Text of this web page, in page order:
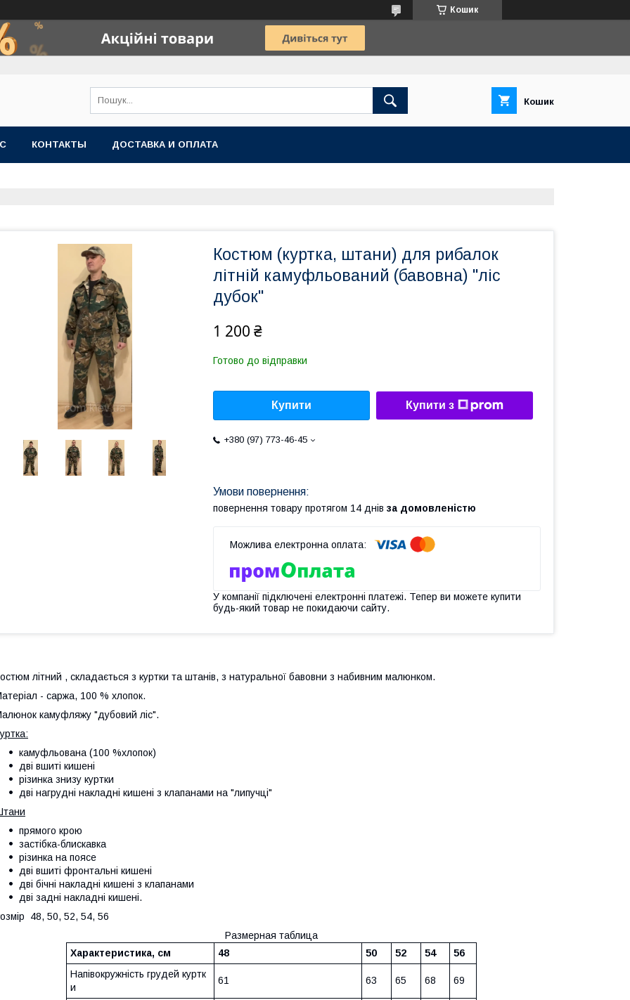
Кошик
Кошик
КОНТАКТЫ ДОСТАВКА И ОПЛАТА
Костюм (куртка, штани) для рибалок
літній камуфльований (бавовна) "ліс
дубок"
1 200 ₴
Готово до відправки
Купити Купити з
+380 (97) 773-46-45
повернення товару протягом 14 днів за домовленістю
У компанії підключені електронні платежі. Тепер ви можете купити
будь-який товар не покидаючи сайту.
літний , складається з куртки та штанів, з натуральної бавовни з набивним малюнком.
- саржа, 100 % хлопок.
камуфляжу "дубовий ліс".
камуфльована (100 %хлопок)
дві вшиті кишені
різинка знизу куртки
дві нагрудні накладні кишені з клапанами на "липучці"
прямого крою
застібка-блискавка
різинка на поясе
дві вшиті фронтальні кишені
дві бічні накладні кишені з клапанами
дві задні накладні кишені.
48, 50, 52, 54, 56
Размерная таблица
Характеристика, см
48 50 52 54
56
Напівокружність грудей куртк
и
61 63 65 68 69